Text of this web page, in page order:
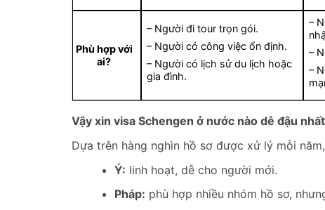
Phù hợp với
ai?
– Người đi tour trọn gói.
– Người có công việc ổn định.
– Người có lịch sử du lịch hoặc
gia đình.
–
–
–
Vậy xin visa Schengen ở nước nào dễ đậu
Dựa trên hàng nghìn hồ sơ được xử lý mỗi
Ý: linh hoạt, dễ cho người mới.
Pháp: phù hợp nhiều nhóm hồ sơ,